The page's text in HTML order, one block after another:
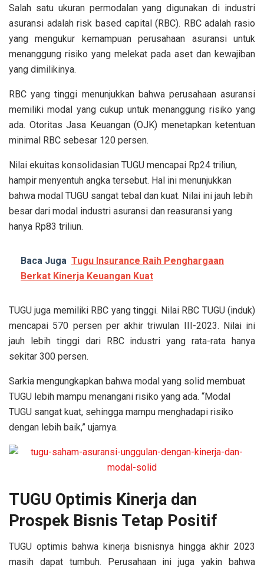
Salah satu ukuran permodalan yang digunakan di industri
asuransi adalah risk based capital (RBC). RBC adalah rasio
yang mengukur kemampuan perusahaan asuransi untuk
menanggung risiko yang melekat pada aset dan kewajiban
yang dimilikinya.
RBC yang tinggi menunjukkan bahwa perusahaan asuransi
memiliki modal yang cukup untuk menanggung risiko yang
ada. Otoritas Jasa Keuangan (OJK) menetapkan ketentuan
minimal RBC sebesar 120 persen.
Nilai ekuitas konsolidasian TUGU mencapai Rp24 triliun,
hampir menyentuh angka tersebut. Hal ini menunjukkan
bahwa modal TUGU sangat tebal dan kuat. Nilai ini jauh lebih
besar dari modal industri asuransi dan reasuransi yang
hanya Rp83 triliun.
Baca Juga Tugu Insurance Raih Penghargaan
Berkat Kinerja Keuangan Kuat
TUGU juga memiliki RBC yang tinggi. Nilai RBC TUGU (induk)
mencapai 570 persen per akhir triwulan III-2023. Nilai ini
jauh lebih tinggi dari RBC industri yang rata-rata hanya
sekitar 300 persen.
Sarkia mengungkapkan bahwa modal yang solid membuat
TUGU lebih mampu menangani risiko yang ada. “Modal
TUGU sangat kuat, sehingga mampu menghadapi risiko
dengan lebih baik,” ujarnya.
TUGU Optimis Kinerja dan
Prospek Bisnis Tetap Positif
TUGU optimis bahwa kinerja bisnisnya hingga akhir 2023
masih dapat tumbuh. Perusahaan ini juga yakin bahwa